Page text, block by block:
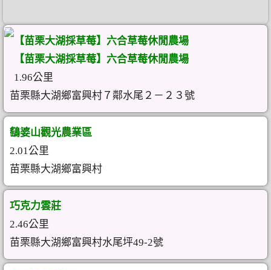
【苗栗大湖採草莓】六合草莓休閒農場
【苗栗大湖採草莓】六合草莓休閒農場
1.96公里
苗栗縣大湖鄉富興村７鄰水尾２－２３號
鷂婆山觀光農業區
2.01公里
苗栗縣大湖鄉富興村
巧克力雲莊
2.46公里
苗栗縣大湖鄉富興村水尾坪49-2號